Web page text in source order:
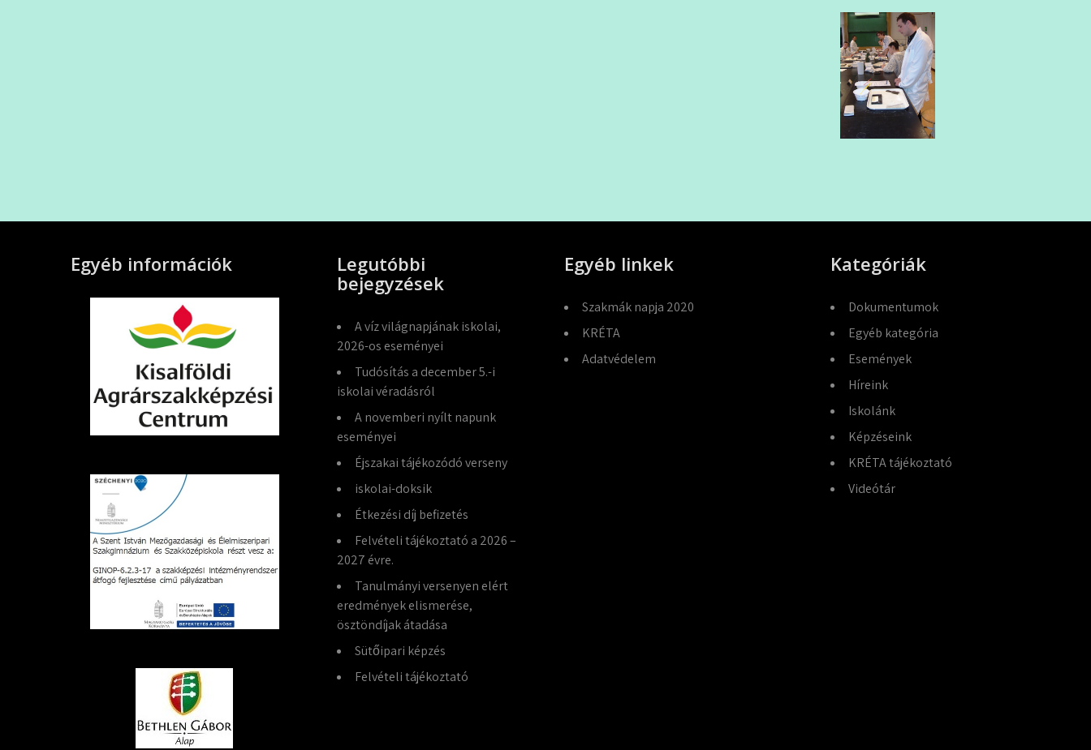
Egyéb információk
Legutóbbi
bejegyzések
A víz világnapjának iskolai,
2026-os eseményei
Tudósítás a december 5.-i
iskolai véradásról
A novemberi nyílt napunk
eseményei
Éjszakai tájékozódó verseny
iskolai-doksik
Étkezési díj befizetés
Felvételi tájékoztató a 2026 –
2027 évre.
Tanulmányi versenyen elért
eredmények elismerése,
ösztöndíjak átadása
Sütőipari képzés
Felvételi tájékoztató
Egyéb linkek
Szakmák napja 2020
KRÉTA
Adatvédelem
Kategóriák
Dokumentumok
Egyéb kategória
Események
Híreink
Iskolánk
Képzéseink
KRÉTA tájékoztató
Videótár